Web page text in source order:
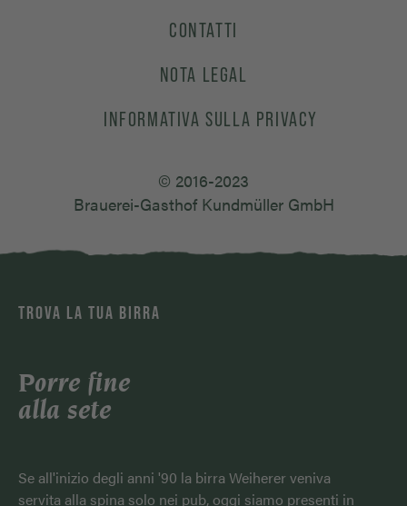
CONTATTI
NOTA LEGAL
INFORMATIVA SULLA PRIVACY
© 2016-2023
Brauerei-Gasthof Kundmüller GmbH
TROVA LA TUA BIRRA
Porre fine
alla sete
Se all'inizio degli anni '90 la birra Weiherer veniva
servita alla spina solo nei pub, oggi siamo presenti in